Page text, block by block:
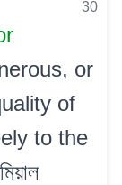
30
or
of
to the